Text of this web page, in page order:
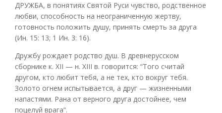
ДРУЖБА, в понятиях Святой Руси чувство, родственное
любви, способность на неограниченную жертву,
готовность положить душу, принять смерть за друга
(Ин. 15: 13; 1 Ин. 3: 16).
Дружбу рождает родство душ. В древнерусском
сборнике к. XII — н. XIII в. говорится: “Того считай
другом, кто любит тебя, а не тех, кто вокруг тебя.
Золото огнем испытывается, а друг — жизненными
напастями. Рана от верного друга достойнее, чем
поцелуй врага”.